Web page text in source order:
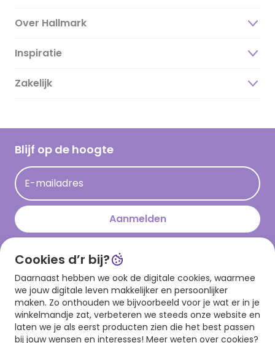
Over Hallmark
Over ons
Duurzaamheid
Hallmark Kaartclub
Acties
Persberichten
Hallmark en Kinderpostzegels
Inspiratie
Magazine
Cadeau inspiratie
Kaartinspiratie
Zakelijk
Blijf op de hoogte
E-mailadres
Aanmelden
Download onze app
Cookies d’r bij?
Daarnaast hebben we ook de digitale cookies, waarmee
we jouw digitale leven makkelijker en persoonlijker
maken. Zo onthouden we bijvoorbeeld voor je wat er in je
winkelmandje zat, verbeteren we steeds onze website en
laten we je als eerst producten zien die het best passen
bij jouw wensen en interesses! Meer weten over cookies?